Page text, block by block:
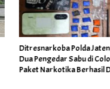
Status Lahan Masih
Kapolsek Gumukmas Minta
Galian C di Desa Purwoasri